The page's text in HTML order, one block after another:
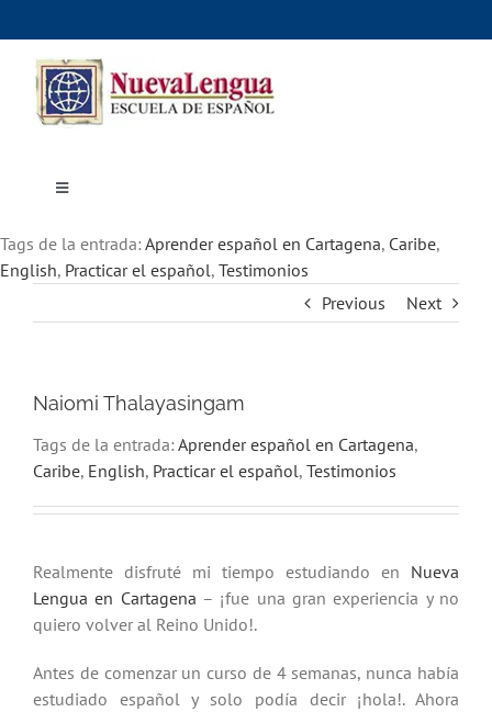
to
content
Toggle
Cursos
Dónde estudiar
Actividades culturales
Tags de la entrada: Aprender español en Cartagena, Caribe,
English, Practicar el español, Testimonios
Previous
Next
Naiomi Thalayasingam
Tags de la entrada: Aprender español en Cartagena,
Caribe, English, Practicar el español, Testimonios
Realmente disfruté mi tiempo estudiando en Nueva
Lengua en Cartagena – ¡fue una gran experiencia y no
quiero volver al Reino Unido!.
Antes de comenzar un curso de 4 semanas, nunca había
estudiado español y solo podía decir ¡hola!. Ahora